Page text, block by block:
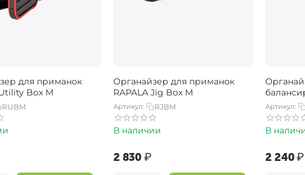
для приманок
Box M
RUBM
Органайзер для приманок
RAPALA Jig Box M
Артикул: RJBM
В наличии
‍2 830‍₽
Артикул:
В
‍2 240‍₽